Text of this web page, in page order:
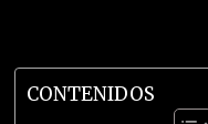
CONTENIDOS